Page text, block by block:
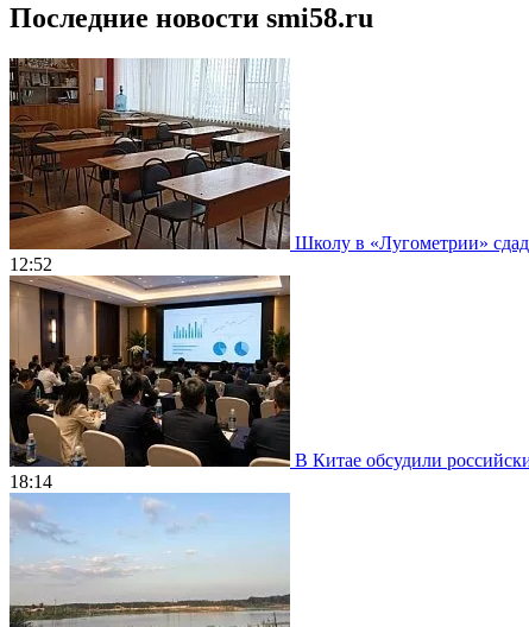
Последние новости smi58.ru
Школу в «Лугометрии»
12:52
В Китае обсудили
18:14